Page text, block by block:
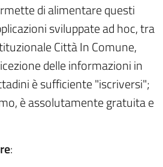
di alimentare questi
sviluppate ad hoc, tra
Città In Comune,
delle informazioni in
è sufficiente "iscriversi";
è assolutamente gratuita e
: